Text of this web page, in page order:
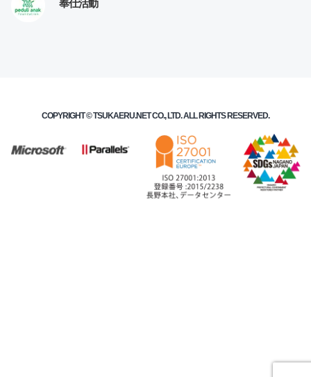
奉仕活動
COPYRIGHT ©TSUKAERU.NETCO., LTD. ALL RIGHTS RESERVED.